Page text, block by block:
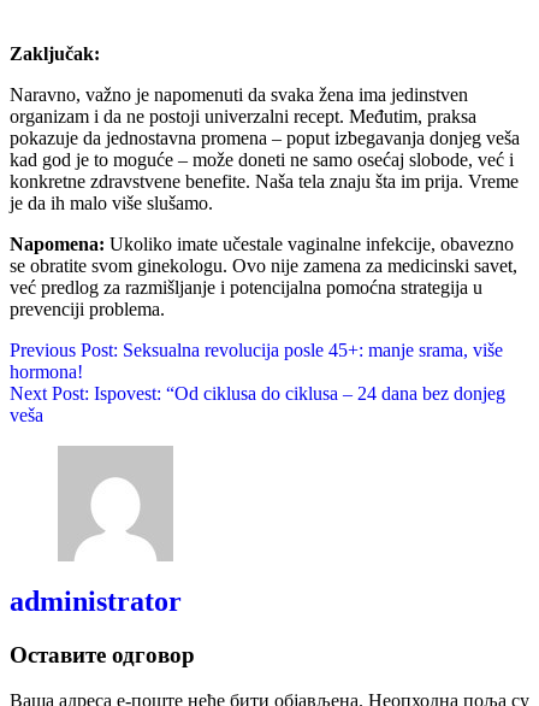
Zaključak:
Naravno, važno je napomenuti da svaka žena ima jedinstven
organizam i da ne postoji univerzalni recept. Međutim, praksa
pokazuje da jednostavna promena – poput izbegavanja donjeg veša
kad god je to moguće – može doneti ne samo osećaj slobode, već i
konkretne zdravstvene benefite. Naša tela znaju šta im prija. Vreme
je da ih malo više slušamo.
Napomena: Ukoliko imate učestale vaginalne infekcije, obavezno
se obratite svom ginekologu. Ovo nije zamena za medicinski savet,
već predlog za razmišljanje i potencijalna pomoćna strategija u
prevenciji problema.
Previous Post: Seksualna revolucija posle 45+: manje srama, više
hormona!
Next Post: Ispovest: “Od ciklusa do ciklusa – 24 dana bez donjeg
veša
administrator
Оставите одговор
Ваша адреса е-поште неће бити објављена. Неопходна поља су